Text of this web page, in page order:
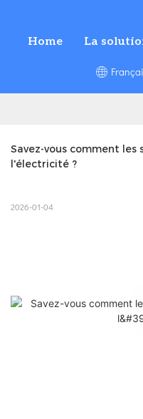
Home La
Savez-vous comment
l'électricité ?
2026-01-04